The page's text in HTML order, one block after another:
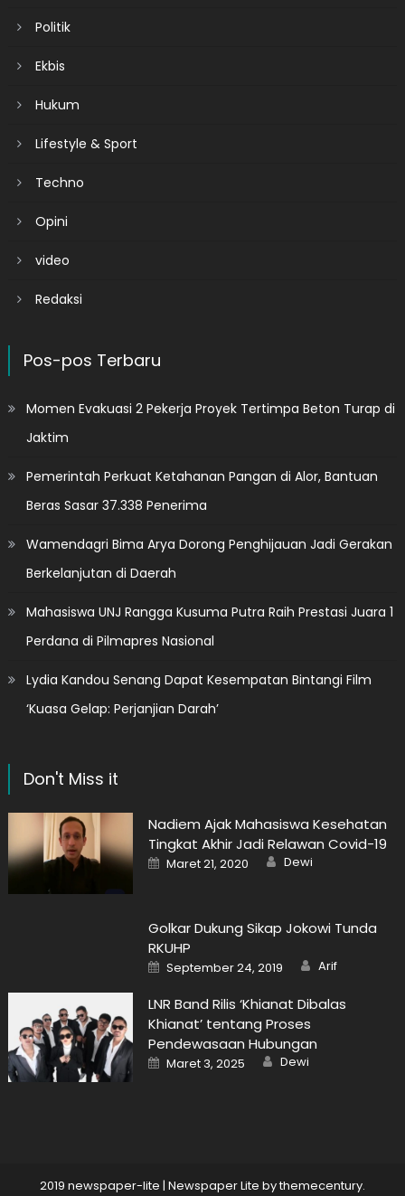
Politik
Ekbis
Hukum
Lifestyle & Sport
Techno
Opini
video
Redaksi
Pos-pos Terbaru
Momen Evakuasi 2 Pekerja Proyek Tertimpa Beton Turap di
Jaktim
Pemerintah Perkuat Ketahanan Pangan di Alor, Bantuan
Beras Sasar 37.338 Penerima
Wamendagri Bima Arya Dorong Penghijauan Jadi Gerakan
Berkelanjutan di Daerah
Mahasiswa UNJ Rangga Kusuma Putra Raih Prestasi Juara 1
Perdana di Pilmapres Nasional
Lydia Kandou Senang Dapat Kesempatan Bintangi Film
‘Kuasa Gelap: Perjanjian Darah’
Don't Miss it
Nadiem Ajak Mahasiswa Kesehatan
Tingkat Akhir Jadi Relawan Covid-19
Posted
on
Maret 21, 2020 Author
Dewi
Golkar Dukung Sikap Jokowi Tunda
RKUHP
Posted
on
September 24, 2019 Author
Arif
LNR Band Rilis ‘Khianat Dibalas
Khianat’ tentang Proses
Pendewasaan Hubungan
Posted
on
Maret 3, 2025 Author
Dewi
2019 newspaper-lite | Newspaper Lite bythemecentury.